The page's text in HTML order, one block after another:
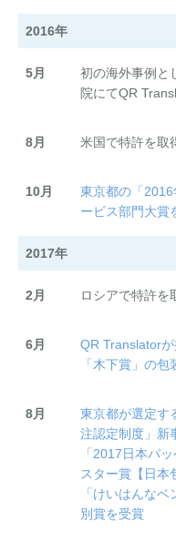
2016年
5月
初の海外事例と
院にてQR
8月 米国で特許を取
10月
東京都の「
ービス部門大賞
2017年
2月 ロシアで特許を
6月
QR Translator
「木下賞」の
8月
東京都が選定す
注認定制度」新
「2017日本パ
スター賞【日本
「けいはんな
別賞を受賞